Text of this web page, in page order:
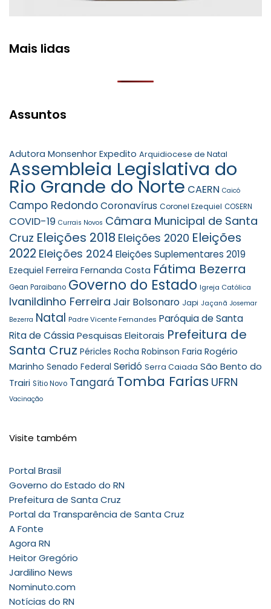
Mais lidas
Assuntos
Adutora Monsenhor Expedito Arquidiocese de Natal
Assembleia Legislativa do
Rio Grande do Norte CAERN Caicó
Campo RedondoCoronavírus Coronel Ezequiel COSERN
COVID-19 Currais Novos Câmara Municipal de Santa
Cruz Eleições 2018 Eleições 2020 Eleições
2022 Eleições 2024 Eleições Suplementares 2019
Ezequiel Ferreira Fernanda Costa Fátima Bezerra
Gean Paraibano Governo do Estado Igreja Católica
Ivanildinho Ferreira Jair Bolsonaro Japi Jaçanã Josemar
Bezerra Natal Padre Vicente Fernandes Paróquia de Santa
Rita de CássiaPesquisas Eleitorais Prefeitura de
Santa Cruz Péricles Rocha Robinson Faria Rogério
Marinho Senado Federal Seridó Serra Caiada São Bento do
Trairi Sítio Novo Tangará Tomba Farias UFRN
Vacinação
Visite também
Portal Brasil
Governo do Estado do RN
Prefeitura de Santa Cruz
Portal da Transparência de Santa Cruz
A Fonte
Agora RN
Heitor Gregório
Jardilino News
Nominuto.com
Notícias do RN